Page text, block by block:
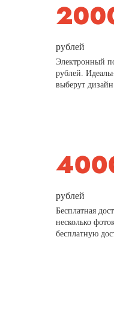
рублей
Электронный
рублей.
выберут
рублей
Бесплатная
несколько
бесплатную